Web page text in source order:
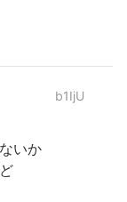
b1IjU
いか